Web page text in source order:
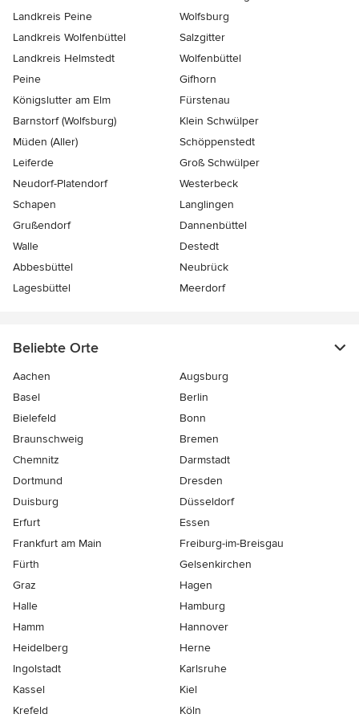
Landkreis Peine
Wolfsburg
Landkreis Wolfenbüttel
Salzgitter
Landkreis Helmstedt
Wolfenbüttel
Peine
Gifhorn
Königslutter am Elm
Fürstenau
Barnstorf (Wolfsburg)
Klein Schwülper
Müden (Aller)
Schöppenstedt
Leiferde
Groß Schwülper
Neudorf-Platendorf
Westerbeck
Schapen
Langlingen
Grußendorf
Dannenbüttel
Walle
Destedt
Abbesbüttel
Neubrück
Lagesbüttel
Meerdorf
Beliebte Orte
Aachen
Augsburg
Basel
Berlin
Bielefeld
Bonn
Braunschweig
Bremen
Chemnitz
Darmstadt
Dortmund
Dresden
Duisburg
Düsseldorf
Erfurt
Essen
Frankfurt am Main
Freiburg-im-Breisgau
Fürth
Gelsenkirchen
Graz
Hagen
Halle
Hamburg
Hamm
Hannover
Heidelberg
Herne
Ingolstadt
Karlsruhe
Kassel
Kiel
Krefeld
Köln